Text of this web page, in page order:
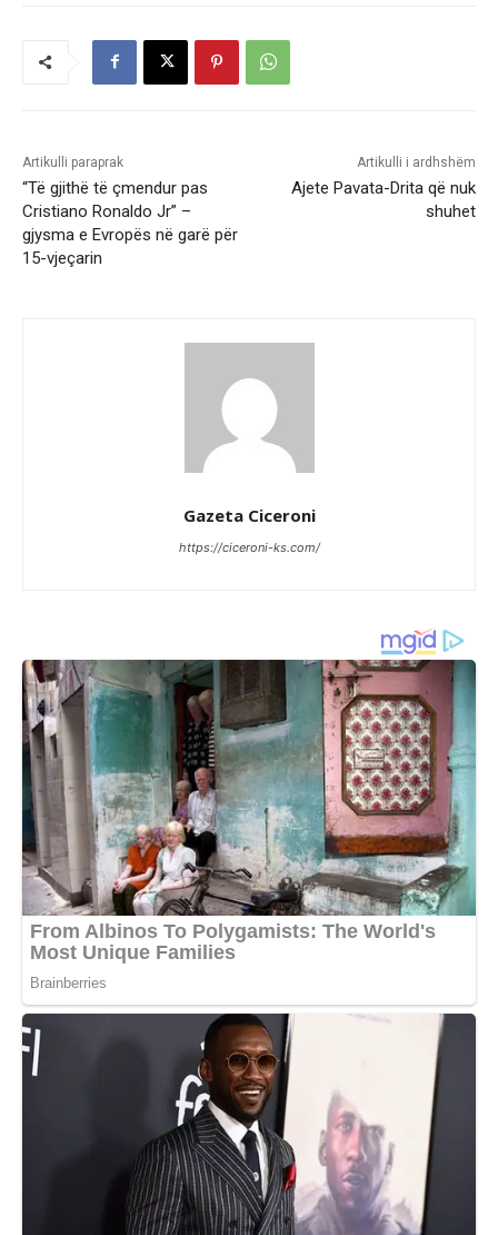
Artikulli paraprak
“Të gjithë të çmendur pas
Cristiano Ronaldo Jr” –
gjysma e Evropës në garë për
15-vjeçarin
Artikulli i ardhshëm
Ajete Pavata-Drita që nuk
shuhet
Gazeta Ciceroni
https://ciceroni-ks.com/